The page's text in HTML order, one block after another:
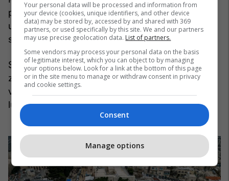
paksa të zbutur; aty ku Patriarku Katolik Romak
udhëton nga Jerusalemi në Betlehem për të
shënuar udhëtimin e Jozefit dhe të Marisë.
Siç thuhet, patriarku do të nisë kortezhin si
zakonisht në prag të Krishtlindjes, me djem e
vajza, megjithatë do të marshojnë në heshtje pa
luajtur instrumentet muzikore.
Your personal data will be processed and information from
your device (cookies, unique identifiers, and other device
data) may be stored by, accessed by and shared with 369
partners, or used specifically by this site. We and our partners
may use precise geolocation data. List of partners.
Some vendors may process your personal data on the basis
of legitimate interest, which you can object to by managing
your options below. Look for a link at the bottom of this page
or in the site menu to manage or withdraw consent in privacy
and cookie settings.
Consent
Manage options